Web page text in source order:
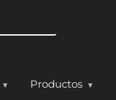
Productos